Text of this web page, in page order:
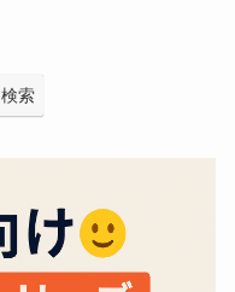
検索